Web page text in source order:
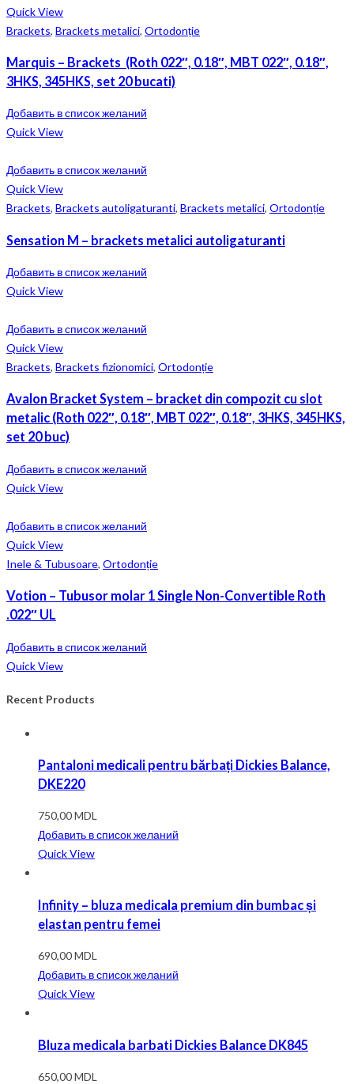
Quick View
Brackets, Brackets metalici, Ortodonție
Marquis – Brackets (Roth 022″, 0.18″, MBT 022″, 0.18″,
3HKS, 345HKS, set 20 bucati)
Добавить в список желаний
Quick View
Добавить в список желаний
Quick View
Brackets, Brackets autoligaturanti, Brackets metalici, Ortodonție
Sensation M – brackets metalici autoligaturanti
Добавить в список желаний
Quick View
Добавить в список желаний
Quick View
Brackets, Brackets fizionomici, Ortodonție
Avalon Bracket System – bracket din compozit cu slot
metalic (Roth 022″, 0.18″, MBT 022″, 0.18″, 3HKS, 345HKS,
set 20 buc)
Добавить в список желаний
Quick View
Добавить в список желаний
Quick View
Inele & Tubusoare, Ortodonție
Votion – Tubusor molar 1 Single Non-Convertible Roth
.022″ UL
Добавить в список желаний
Quick View
Recent Products
Pantaloni medicali pentru bărbați Dickies Balance,
DKE220
750,00MDL
Добавить в список желаний
Quick View
Infinity – bluza medicala premium din bumbac și
elastan pentru femei
690,00MDL
Добавить в список желаний
Quick View
Bluza medicala barbati Dickies Balance DK845
650,00MDL